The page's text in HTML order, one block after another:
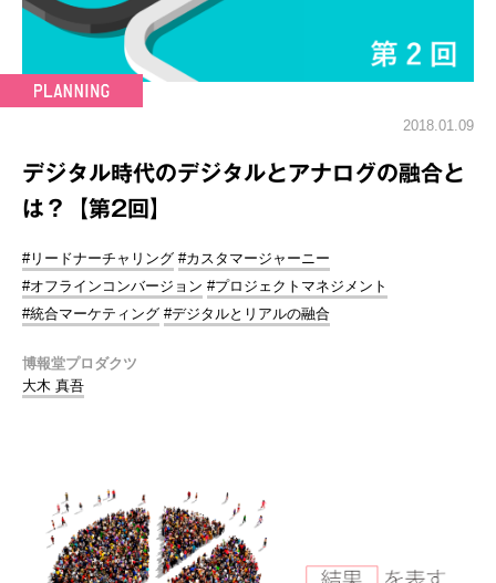
2018.01.09
デジタル時代のデジタルとアナログの融合と
は？【第2回】
#リードナーチャリング #カスタマージャーニー
#オフラインコンバージョン #プロジェクトマネジメント
#統合マーケティング #デジタルとリアルの融合
博報堂プロダクツ
大木 真吾